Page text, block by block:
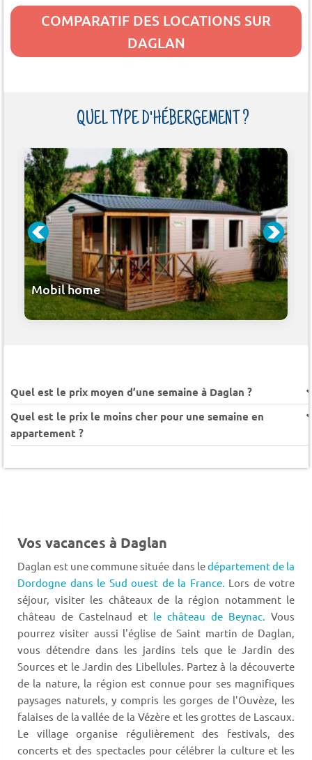
COMPARATIF DES LOCATIONS SUR
DAGLAN
QUEL TYPE D'HÉBERGEMENT ?
Mobil home
Quel est le prix moyen d’une semaine à Daglan ?
Quel est le prix le moins cher pour une semaine en
appartement ?
Vos vacances à Daglan
Daglan est une commune située dans ledépartement de la
Dordogne dans le Sud ouest de la France. Lors de votre
séjour, visiter les châteaux de la région notamment le
château de Castelnaud et le château de Beynac. Vous
pourrez visiter aussi l'église de Saint martin de Daglan,
vous détendre dans les jardins tels que le Jardin des
Sources et le Jardin des Libellules. Partez à la découverte
de la nature, la région est connue pour ses magnifiques
paysages naturels, y compris les gorges de l'Ouvèze, les
falaises de la vallée de la Vézère et les grottes de Lascaux.
Le village organise régulièrement des festivals, des
concerts et des spectacles pour célébrer la culture et les